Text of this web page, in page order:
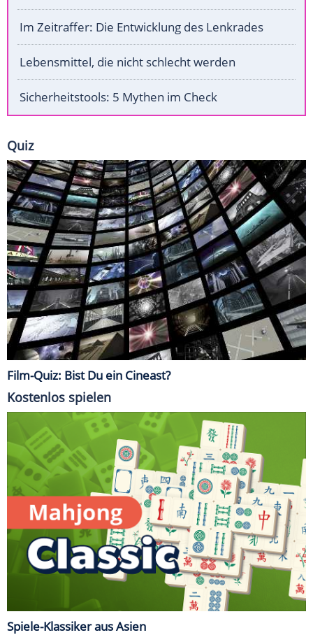
Im Zeitraffer: Die Entwicklung des Lenkrades
Lebensmittel, die nicht schlecht werden
Sicherheitstools: 5 Mythen im Check
Quiz
Film-Quiz: Bist Du ein Cineast?
Kostenlos spielen
Spiele-Klassiker aus Asien